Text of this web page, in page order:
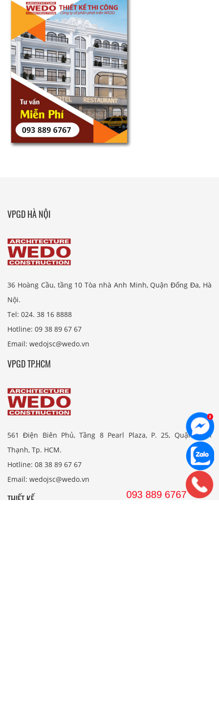
VPGD HÀ NỘI
36 Hoàng Cầu, tầng 10 Tòa nhà Anh Minh, Quận Đống Đa, Hà
Nội.
Tel: 024. 38 16 8888
Hotline: 09 38 89 67 67
Email: wedojsc@wedo.vn
VPGD TP.HCM
561 Điện Biên Phủ, Tầng 8 Pearl Plaza, P. 25, Quận Bình
Thạnh, Tp. HCM.
Hotline: 08 38 89 67 67
Email: wedojsc@wedo.vn
THIẾT KẾ